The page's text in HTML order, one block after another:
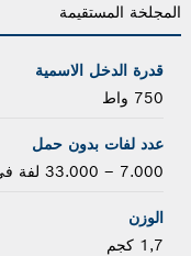
المجلخة المستقيمة
قدرة الدخل الاسمية
750 واط
عدد لفات بدون حمل
7.000 – 33.000 لفة في الدقيقة
الوزن
1,7 كجم